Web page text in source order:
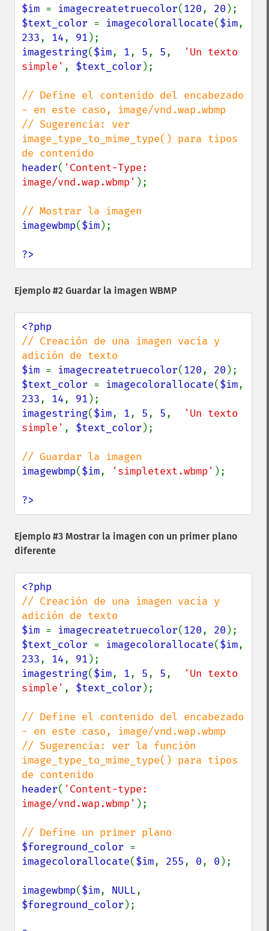
$im = imagecreatetruecolor(120, 20
$text_color = imagecolorallocate($im
233, 14, 91
imagestring($im, 1, 5, 5,
'Un texto
simple' , $text_color );
// Define el contenido del encabezado
- en este caso, image/vnd.wap.wbmp
// Sugerencia: ver
image_type_to_mime_type() para tipos
header( 'Content-Type:
image/vnd.wap.wbmp' );
imagewbmp($im);
?>
Ejemplo #2 Guardar la imagen WBMP
// Creación de una imagen vacía y
$im = imagecreatetruecolor(120, 20
$text_color = imagecolorallocate($im
233, 14, 91
imagestring($im, 1, 5, 5,
'Un texto
simple' , $text_color );
imagewbmp($im, 'simpletext.wbmp' );
?>
Ejemplo #3 Mostrar la imagen con un primer plano
diferente
// Creación de una imagen vacía y
$im = imagecreatetruecolor(120, 20
$text_color = imagecolorallocate($im
233, 14, 91
imagestring($im, 1, 5, 5,
'Un texto
simple' , $text_color );
// Define el contenido del encabezado
- en este caso, image/vnd.wap.wbmp
// Sugerencia: ver la función
image_type_to_mime_type() para tipos
header( 'Content-type:
image/vnd.wap.wbmp' );
$foreground_color
imagecolorallocate($im, 255, 0, 0 );
imagewbmp($im, NULL
$foreground_color );